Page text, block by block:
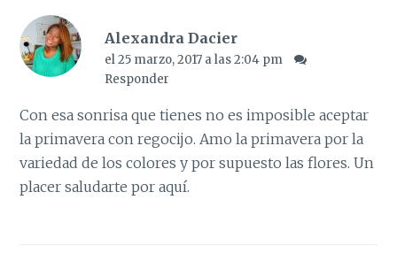
Alexandra Dacier
el 25 marzo, 2017 a las 2:04 pm
Responder
Con esa sonrisa que tienes no es imposible aceptar
la primavera con regocijo. Amo la primavera por la
variedad de los colores y por supuesto las flores. Un
placer saludarte por aquí.